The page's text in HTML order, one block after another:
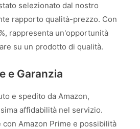
selezionato dal nostro
rapporto qualità-prezzo. Con
rappresenta un'opportunità
su un prodotto di qualità.
e Garanzia
e spedito da Amazon,
affidabilità nel servizio.
Amazon Prime e possibilità